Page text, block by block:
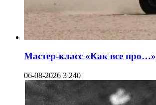
Мастер-класс «Как все про…»
06-08-2026 3 240